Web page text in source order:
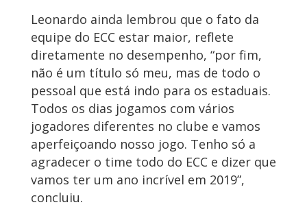
Leonardo ainda lembrou que o fato da
equipe do ECC estar maior, reflete
diretamente no desempenho, “por fim,
não é um título só meu, mas de todo o
pessoal que está indo para os estaduais.
Todos os dias jogamos com vários
jogadores diferentes no clube e vamos
aperfeiçoando nosso jogo. Tenho só a
agradecer o time todo do ECC e dizer que
vamos ter um ano incrível em 2019”,
concluiu.